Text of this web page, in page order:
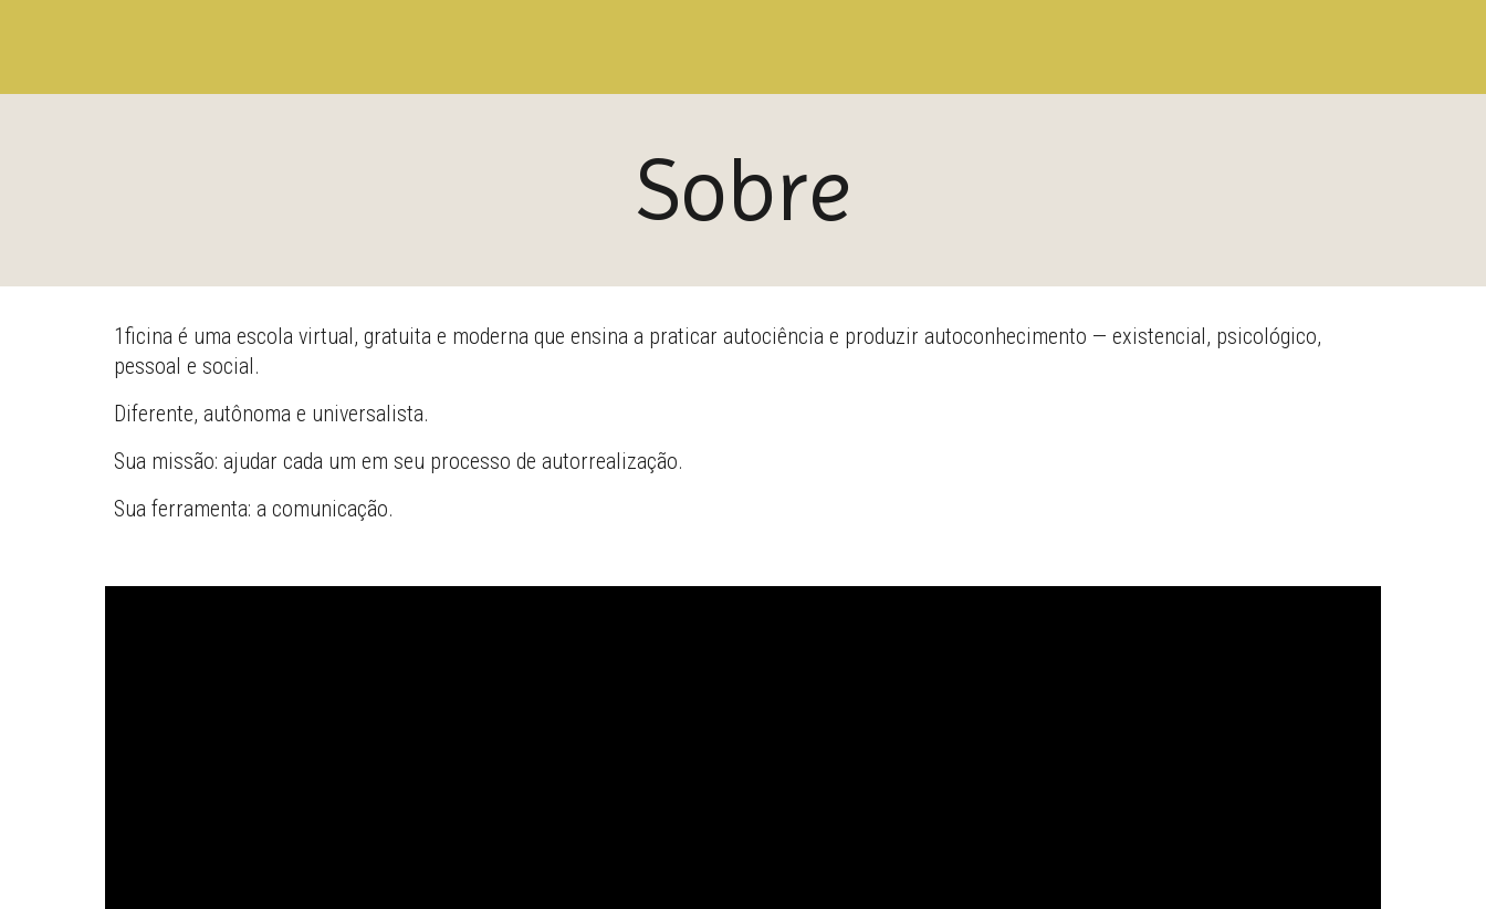
Sobre
1ficina é uma escola virtual, gratuita e moderna que ensina a praticar autociência e produzir autoconhecimento — existencial, psicológico,
pessoal e social.
Diferente, autônoma e universalista.
Sua missão: ajudar cada um em seu processo de autorrealização.
Sua ferramenta: a comunicação.